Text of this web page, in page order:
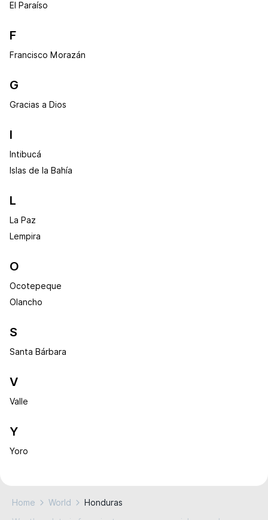
El Paraíso
F
Francisco Morazán
G
Gracias a Dios
I
Intibucá
Islas de la Bahía
L
La Paz
Lempira
O
Ocotepeque
Olancho
S
Santa Bárbara
V
Valle
Y
Yoro
Home World
Honduras